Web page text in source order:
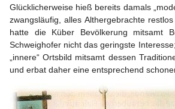
Glücklicherweise hieß bereits damals
zwangsläufig, alles Althergebrachte
hatte die Küber Bevölkerung mitsamt
Schweighofer nicht das geringste
„innere“ Ortsbild mitsamt dessen
und erbat daher eine entsprechend